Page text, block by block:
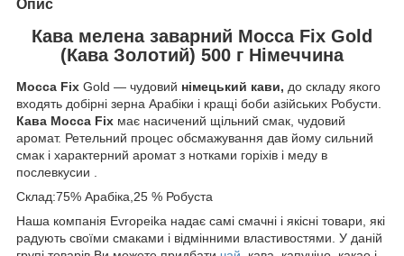
Опис
Кава мелена заварний Mocca Fix Gold
(Кава Золотий) 500 г Німеччина
Mocca Fix Gold ― чудовий німецький кави, до складу якого
входять добірні зерна Арабіки і кращі боби азійських Робусти.
Кава Mocca Fix має насичений щільний смак, чудовий
аромат. Ретельний процес обсмажування дав йому сильний
смак і характерний аромат з нотками горіхів і меду в
послевкусии .
Склад:75% Арабіка,25 % Робуста
Наша компанія Evropeika надає самі смачні і якісні товари, які
радують своїми смаками і відмінними властивостями. У даній